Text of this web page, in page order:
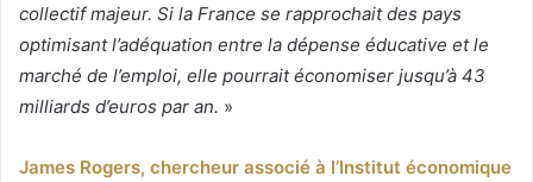
collectif majeur. Si la France se rapprochait des pays
optimisant l’adéquation entre la dépense éducative et le
marché de l’emploi, elle pourrait économiser jusqu’à 43
milliards d’euros par an. »
James Rogers, chercheur associé à l’Institut économique